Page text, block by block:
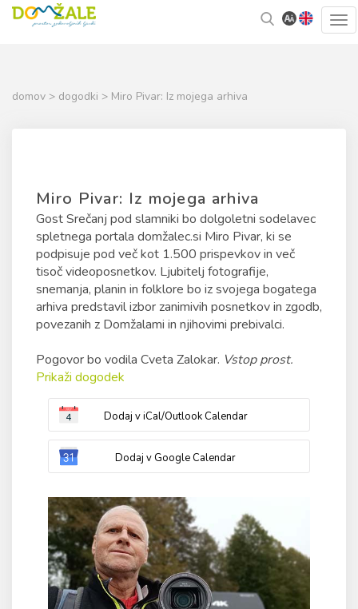
Skoči
na
Kazalo
strani
domov > dogodki > Miro Pivar: Iz mojega arhiva
Miro Pivar: Iz mojega arhiva
Gost Srečanj pod slamniki bo dolgoletni sodelavec
spletnega portala domžalec.si Miro Pivar, ki se
podpisuje pod več kot 1.500 prispevkov in več
tisoč videoposnetkov. Ljubitelj fotografije,
snemanja, planin in folklore bo iz svojega bogatega
arhiva predstavil izbor zanimivih posnetkov in zgodb,
povezanih z Domžalami in njihovimi prebivalci.
Pogovor bo vodila Cveta Zalokar. Vstop prost.
Prikaži dogodek
Dodaj v iCal/Outlook Calendar
Dodaj v Google Calendar